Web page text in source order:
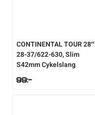
CONTINENTALTOUR 28″
28-37/622-630, Slim
S42mm Cykelslang
99:-